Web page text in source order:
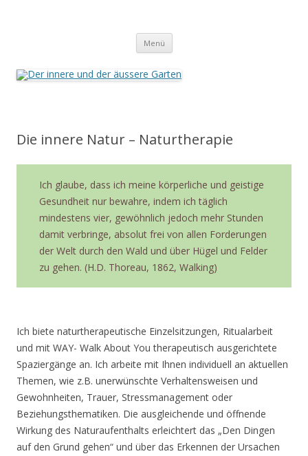
Menü Zum
springen
Die innere Natur – Naturtherapie
Ich glaube, dass ich meine körperliche und geistige
Gesundheit nur bewahre, indem ich täglich
mindestens vier, gewöhnlich jedoch mehr Stunden
damit verbringe, absolut frei von allen Forderungen
der Welt durch den Wald und über Hügel und Felder
zu gehen. (H.D. Thoreau, 1862, Walking)
Ich biete naturtherapeutische Einzelsitzungen, Ritualarbeit
und mit WAY- Walk About You therapeutisch ausgerichtete
Spaziergänge an. Ich arbeite mit Ihnen individuell an aktuellen
Themen, wie z.B. unerwünschte Verhaltensweisen und
Gewohnheiten, Trauer, Stressmanagement oder
Beziehungsthematiken. Die ausgleichende und öffnende
Wirkung des Naturaufenthalts erleichtert das „Den Dingen
auf den Grund gehen“ und über das Erkennen der Ursachen